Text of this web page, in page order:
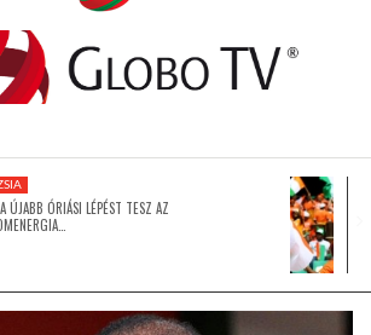
ÚJABB ÓRIÁSI LÉPÉST TESZ AZ